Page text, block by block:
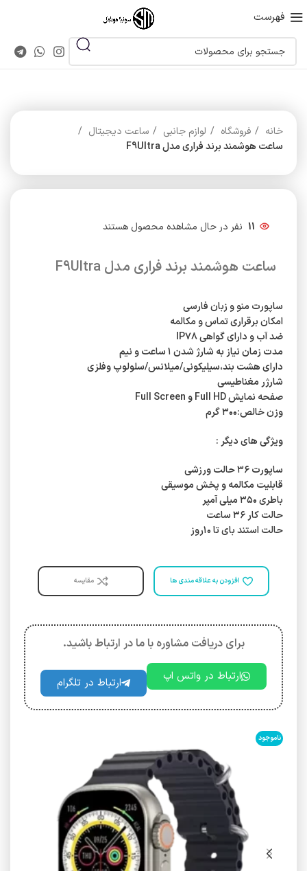
فهرست
خانه فروشگاه لوازم جانبی
ساعت دیجیتال
ساعت هوشمند برند فراری مدل F9Ultra
11 نفر در حال مشاهده محصول هستند
ساعت هوشمند برند فراری مدل F9Ultra
ساپورت منو و زبان فارسی
امکان برقراری تماس و مکالمه
ضد آب و دارای گواهی IP۷۸
مدت زمان نیاز به شارژ شدن ۱ ساعت و نیم
دارای هشت بند،سیلیکونی/میلانس/سلولوپ وفلزی
شارژر مغناطیسی
صفحه نمایش Full HD و Full Screen
وزن خالص:۳۰۰ گرم
ویژگی های دیگر :
ساپورت ۳۶ حالت ورزشی
قابلیت مکالمه و پخش موسیقی
باطری ۳۵۰ میلی آمپر
حالت کار ۳۶ ساعت
حالت استند بای تا ۱۰روز
افزودن به علاقه مندی ها مقایسه
برای دریافت مشاوره با ما در ارتباط باشید.
ارتباط در واتس اپ ارتباط در تلگرام
ناموجود